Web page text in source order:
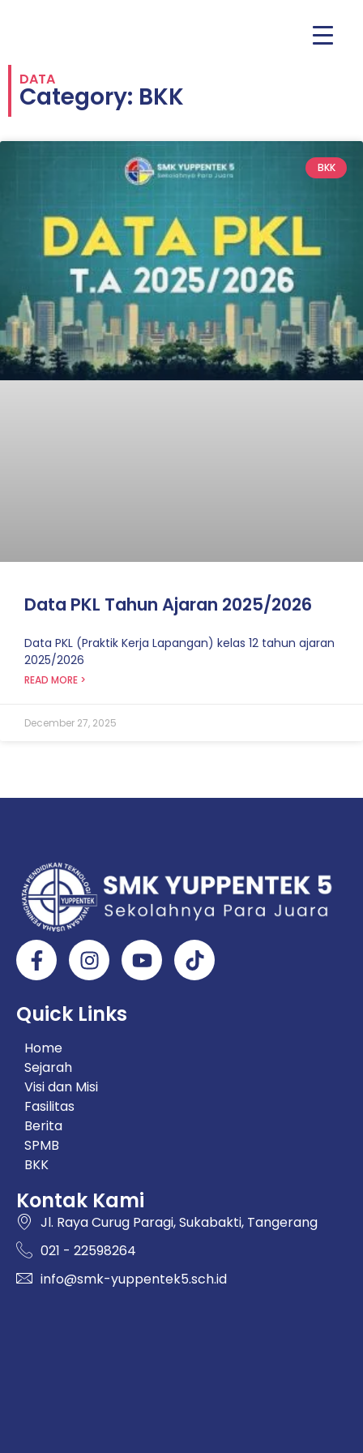
DATA
Category: BKK
BKK
Data PKL Tahun Ajaran 2025/2026
Data PKL (Praktik Kerja Lapangan) kelas 12 tahun ajaran
2025/2026
READ MORE >
December 27, 2025
Quick Links
Home
Sejarah
Visi dan Misi
Fasilitas
Berita
SPMB
BKK
Kontak Kami
Jl. Raya Curug Paragi, Sukabakti, Tangerang
021 - 22598264
info@smk-yuppentek5.sch.id